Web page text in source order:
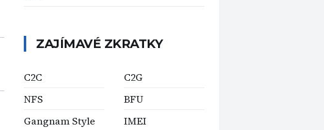
ZAJÍMAVÉ ZKRATKY
C2C
NFS
Gangnam Style
C2G
BFU
IMEI